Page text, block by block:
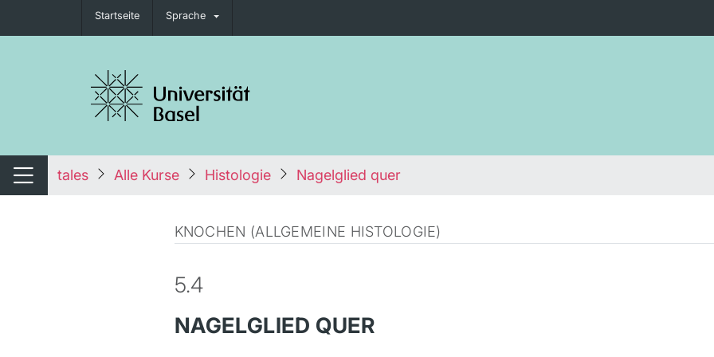
Startseite Sprache
umschalten
Navigation umschalten
tales Alle Kurse Histologie Nagelglied quer
KNOCHEN (ALLGEMEINE HISTOLOGIE)
5.4
NAGELGLIED QUER